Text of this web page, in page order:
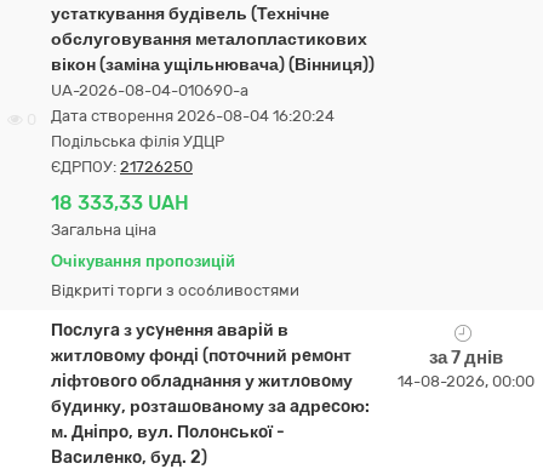
устаткування будівель (Технічне
обслуговування металопластикових
вікон (заміна ущільнювача) (Вінниця))
UA-2026-08-04-010690-a
Дата створення 2026-08-04 16:20:24
Подільська філія УДЦР
ЄДРПОУ: 21726250
18 333,33 UAH
Загальна ціна
Очікування пропозицій
Відкриті торги з особливостями
Пocлугa з уcyнeння aвaрiй в
житлoвoму фoндi (пoтoчний рeмoнт
лiфтoвoгo oблaднaння у житлoвoму
бyдинку, рoзтaшoвaному зa aдрecoю:
м. Днiпрo, вул. Пoлoнcькoї -
Bacилeнкo, буд. 2)
за 7 днів
14-08-2026, 00:00